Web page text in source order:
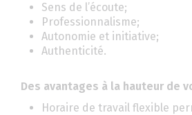
Sens de l’écoute;
Professionnalisme;
Autonomie et initiative;
Authenticité.
Des avantages à la hauteur de
Horaire de travail flexible